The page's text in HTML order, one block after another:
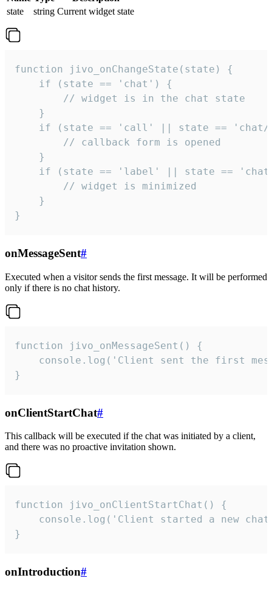
state
string Current widget state
function jivo_onChangeState(state) {
    if (state == 'chat') {
        // widget is in the chat state
    }
if (state == 'call' || state ==
        // callback form is opened
    }
if (state == 'label' || state ==
        // widget is minimized
    }
}
onMessageSent#
Executed when a visitor sends the first message. It will be performed
only if there is no chat history.
function jivo_onMessageSent() {
console.log('Client sent the first
}
onClientStartChat#
This callback will be executed if the chat was initiated by a client,
and there was no proactive invitation shown.
function jivo_onClientStartChat() {
console.log('Client started a new
}
onIntroduction#